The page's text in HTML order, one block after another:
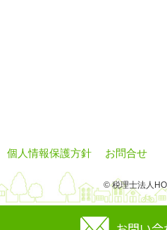
個人情報保護方針 お問合せ
© 税理士法人